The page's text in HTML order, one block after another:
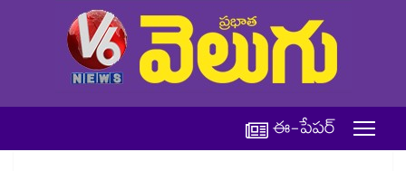
ఈ-పేపర్